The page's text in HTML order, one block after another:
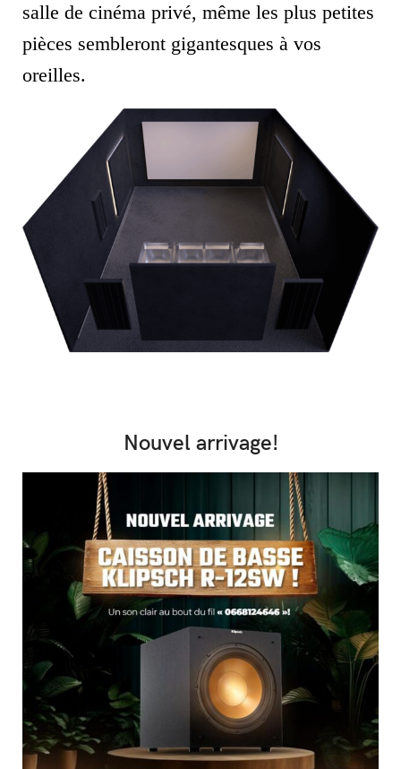
salle de cinéma privé, même les plus petites
pièces sembleront gigantesques à vos
oreilles.
Nouvel arrivage!